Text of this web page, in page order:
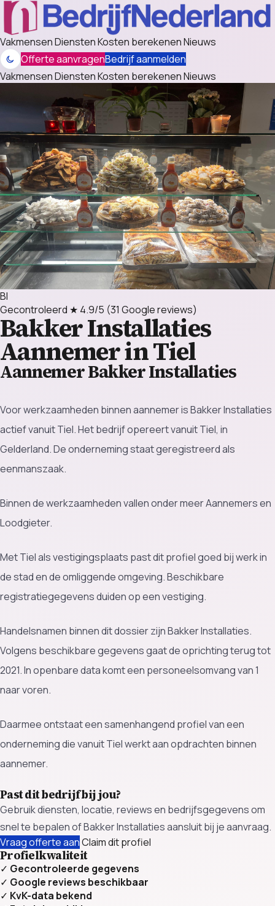
VakmensenDienstenKosten berekenenNieuws
Offerte aanvragenBedrijf aanmelden
VakmensenDienstenKosten berekenenNieuws
BI
Gecontroleerd ★ 4.9/5 (31 Google reviews)
Bakker Installaties
Aannemer in Tiel
Aannemer Bakker Installaties
Voor werkzaamheden binnen aannemer is Bakker Installaties
actief vanuit Tiel. Het bedrijf opereert vanuit Tiel, in
Gelderland. De onderneming staat geregistreerd als
eenmanszaak.
Binnen de werkzaamheden vallen onder meer Aannemers en
Loodgieter.
Met Tiel als vestigingsplaats past dit profiel goed bij werk in
de stad en de omliggende omgeving. Beschikbare
registratiegegevens duiden op een vestiging.
Handelsnamen binnen dit dossier zijn Bakker Installaties.
Volgens beschikbare gegevens gaat de oprichting terug tot
2021. In openbare data komt een personeelsomvang van 1
naar voren.
Daarmee ontstaat een samenhangend profiel van een
onderneming die vanuit Tiel werkt aan opdrachten binnen
aannemer.
Past dit bedrijf bij jou?
Gebruik diensten, locatie, reviews en bedrijfsgegevens om
snel te bepalen of Bakker Installaties aansluit bij je aanvraag.
Vraag offerte aanClaim dit profiel
Profielkwaliteit
✓ Gecontroleerde gegevens
✓ Google reviews beschikbaar
✓ KvK-data bekend